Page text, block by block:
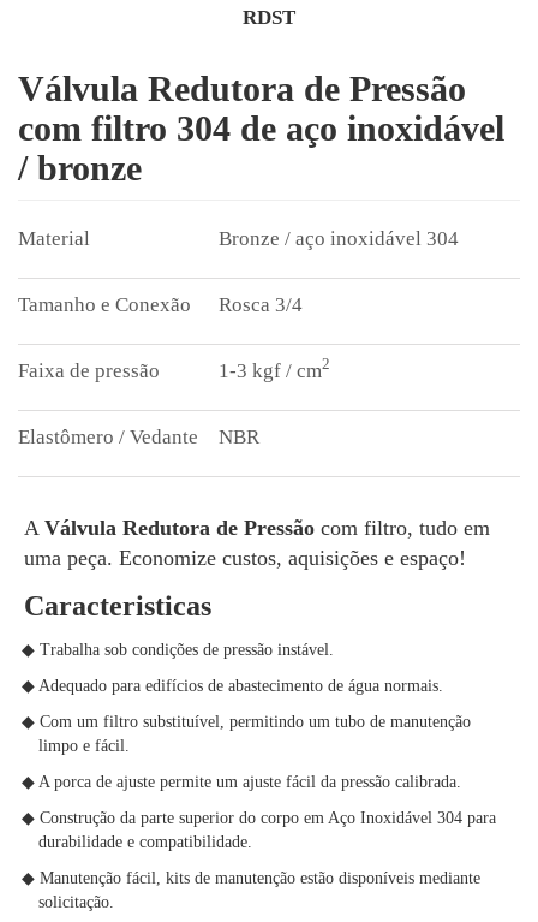
RDST
Válvula Redutora de Pressão
com filtro 304 de aço inoxidável
/ bronze
Bronze / aço inoxidável 304
Rosca 3/4
1-3 kgf / cm2
NBR
A Válvula Redutora de Pressão com filtro, tudo em
uma peça. Economize custos, aquisições e espaço!
Caracteristicas
◆ Trabalha sob condições de pressão instável.
◆ Adequado para edifícios de abastecimento de água normais.
◆ Com um filtro substituível, permitindo um tubo de manutenção
limpo e fácil.
◆ A porca de ajuste permite um ajuste fácil da pressão calibrada.
◆ Construção da parte superior do corpo em Aço Inoxidável 304 para
durabilidade e compatibilidade.
◆ Manutenção fácil, kits de manutenção estão disponíveis mediante
solicitação.